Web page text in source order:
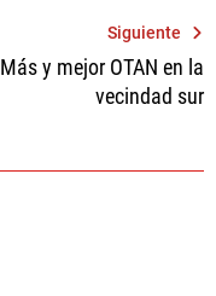
Siguiente
Más y mejor OTAN en la
vecindad sur